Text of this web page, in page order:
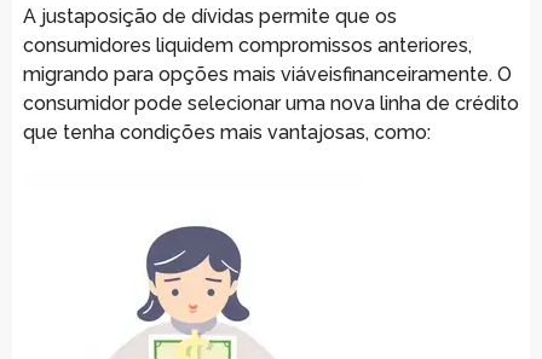
A justaposição de dívidas permite que os
consumidores liquidem compromissos anteriores,
migrando para opções mais viáveisfinanceiramente. O
consumidor pode selecionar uma nova linha de crédito
que tenha condições mais vantajosas, como: